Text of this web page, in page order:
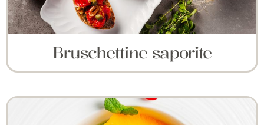
Bruschettine saporite